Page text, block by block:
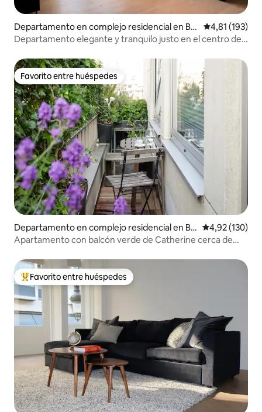
Departamento en complejo residencial en Br
uselas
Calificación
4,81 (193)
Departamento elegante y tranquilo justo en el centro de
Favorito entre huéspedes
Favorito entre huéspedes
Departamento en complejo residencial en Br
uselas
Calificación
4,92 (130)
Apartamento con balcón verde de Catherine cerca de
Favorito entre los huéspedes más destacados
Favorito entre huéspedes